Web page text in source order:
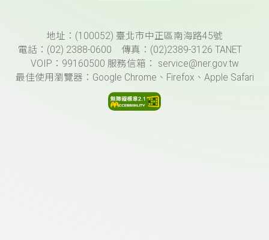
頁尾資訊地址：(100052) 臺北市中正區南海路45號
電話：(02) 2388-0600 傳真：(02)2389-3126 TANET
VOIP：99160500 服務信箱： service@ner.gov.tw
最佳使用瀏覽器：Google Chrome、Firefox、Apple Safari